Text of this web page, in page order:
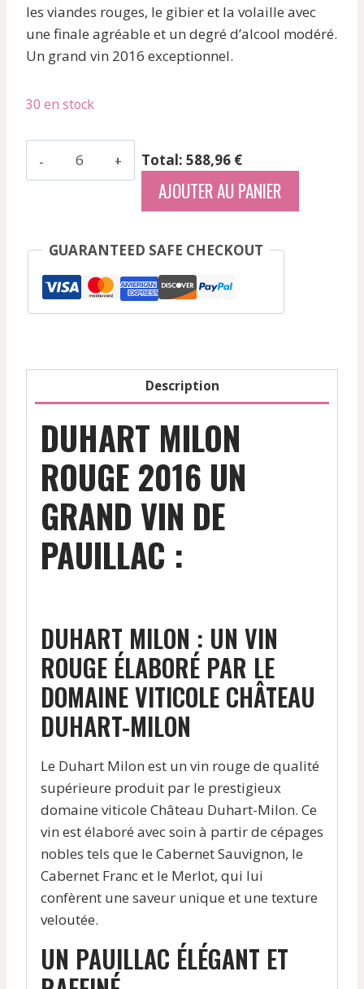
les viandes rouges, le gibier et la volaille avec
une finale agréable et un degré d’alcool modéré.
Un grand vin 2016 exceptionnel.
30 en stock
Pauillac
Rouge
Total: 588,96 €
AJOUTER AU PANIER
GUARANTEED SAFE CHECKOUT
Description
DUHART MILON
ROUGE 2016 UN
GRAND VIN DE
PAUILLAC :
DUHART MILON : UN VIN
ROUGE ÉLABORÉ PAR LE
DOMAINE VITICOLE CHÂTEAU
DUHART-MILON
Le Duhart Milon est un vin rouge de qualité
supérieure produit par le prestigieux
domaine viticole Château Duhart-Milon. Ce
vin est élaboré avec soin à partir de cépages
nobles tels que le Cabernet Sauvignon, le
Cabernet Franc et le Merlot, qui lui
confèrent une saveur unique et une texture
veloutée.
UN PAUILLAC ÉLÉGANT ET